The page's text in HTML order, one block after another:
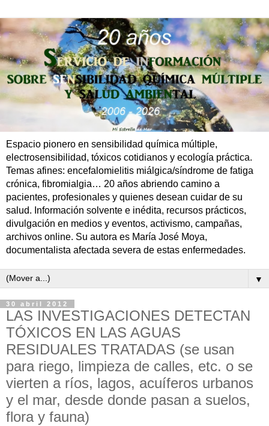
Espacio pionero en sensibilidad química múltiple,
electrosensibilidad, tóxicos cotidianos y ecología práctica.
Temas afines: encefalomielitis miálgica/síndrome de fatiga
crónica, fibromialgia… 20 años abriendo camino a
pacientes, profesionales y quienes desean cuidar de su
salud. Información solvente e inédita, recursos prácticos,
divulgación en medios y eventos, activismo, campañas,
archivos online. Su autora es María José Moya,
documentalista afectada severa de estas enfermedades.
▼
30 abril 2012
LAS INVESTIGACIONES DETECTAN
TÓXICOS EN LAS AGUAS
RESIDUALES TRATADAS (se usan
para riego, limpieza de calles, etc. o se
vierten a ríos, lagos, acuíferos urbanos
y el mar, desde donde pasan a suelos,
flora y fauna)